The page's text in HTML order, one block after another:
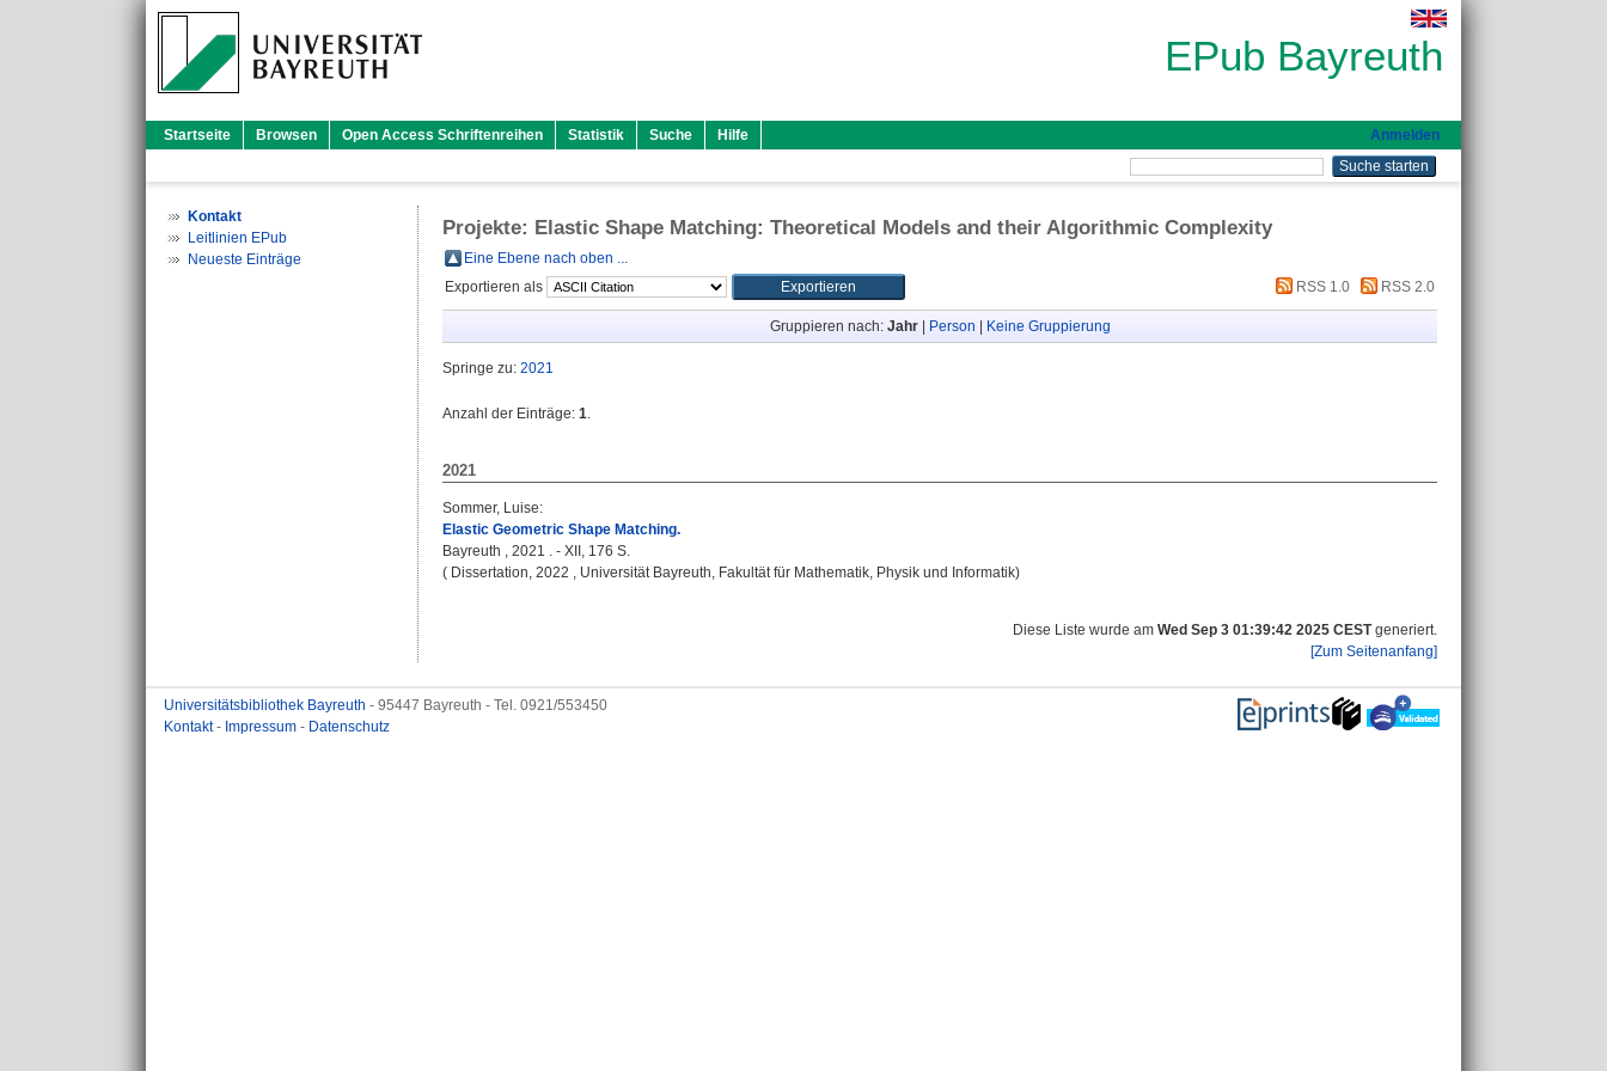
EPub Bayreuth
Startseite Browsen Open Access Schriftenreihen Statistik Suche Hilfe Anmelden
Kontakt
Leitlinien EPub
Neueste Einträge
Projekte: Elastic Shape Matching: Theoretical Models and their Algorithmic Complexity
Eine Ebene nach oben ...
Exportieren als
RSS 1.0 RSS 2.0
Gruppieren nach: Jahr| Person Keine Gruppierung
Springe zu: 2021
Anzahl der Einträge: 1.
2021
Sommer, Luise:
Elastic Geometric Shape Matching.
Bayreuth , 2021 . - XII, 176 S.
( Dissertation, 2022 , Universität Bayreuth, Fakultät für Mathematik, Physik und Informatik)
Diese Liste wurde am Wed Sep 3 01:39:42 2025 CESTgeneriert.
[Zum Seitenanfang]
Universitätsbibliothek Bayreuth - 95447 Bayreuth - Tel. 0921/553450
Kontakt- Impressum - Datenschutz